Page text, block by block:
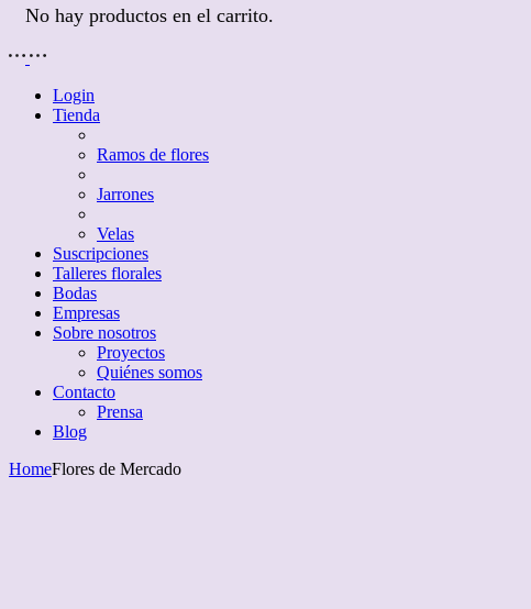
No hay productos en el carrito.
Login
Tienda
Ramos de flores
Jarrones
Velas
Suscripciones
Talleres florales
Bodas
Empresas
Sobre nosotros
Proyectos
Quiénes somos
Contacto
Prensa
Blog
HomeFlores de Mercado